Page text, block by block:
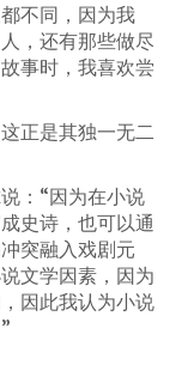
不同，因为我
，还有那些做尽
事时，我喜欢尝
正是其独一无二
：“因为在小说
史诗，也可以通
突融入戏剧元
文学因素，因为
因此我认为小说